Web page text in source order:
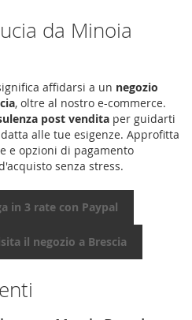
da Minoia
affidarsi a un negozio
, oltre al nostro e-commerce.
post vendita per guidarti
alle tue esigenze. Approfitta
e opzioni di pagamento
senza stress.
in 3 rate con Paypal
il negozio a Brescia